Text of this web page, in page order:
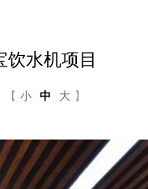
饮水机项目
【 小 中 大 】